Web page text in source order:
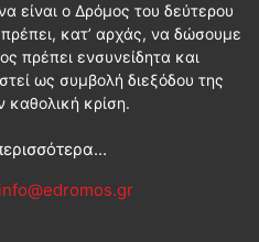
είναι ο Δρόμος του δεύτερου
κατ’ αρχάς, να δώσουμε
πρέπει ενσυνείδητα και
ως συμβολή διεξόδου της
κρίση.
info@edromos.gr